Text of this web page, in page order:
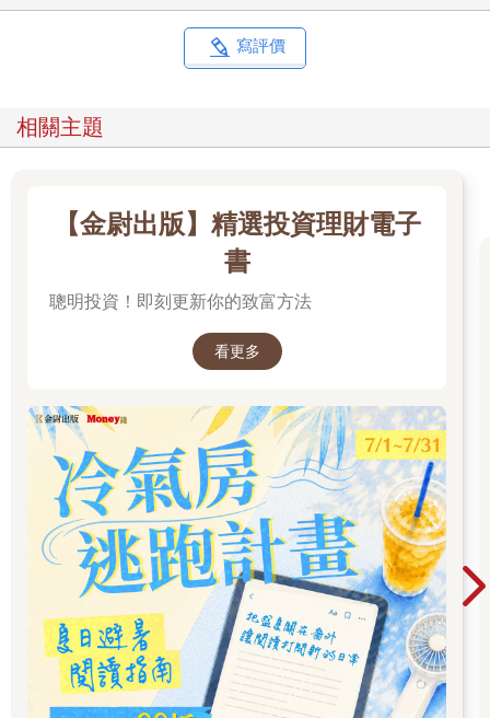
寫評價
相關主題
【金尉出版】精選投資理財電子
書
聰明投資！即刻更新你的致富方法
看更多